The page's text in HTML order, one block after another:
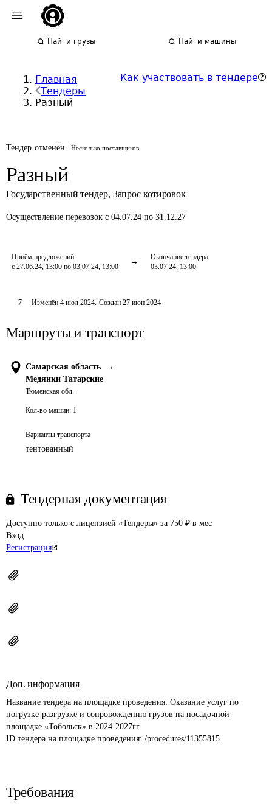
Найти грузы Найти машины
Главная
Тендеры
Разный
Как участвовать в тендере
Тендер отменён Несколько поставщиков
Разный
Государственный тендер, Запрос котировок
Осуществление перевозок с 04.07.24 по 31.12.27
Приём предложений
с 27.06.24, 13:00 по 03.07.24, 13:00
Окончание тендера
03.07.24, 13:00
7 Изменён 4 июл 2024. Создан 27 июн 2024
Маршруты и транспорт
Самарская область
→
Медянки Татарские
Тюменская обл.
Кол-во машин: 1
Варианты транспорта
тентованный
Тендерная документация
Доступно только с лицензией «Тендеры» за 750 ₽ в мес
Вход
Регистрация
Доп. информация
Название тендера на площадке проведения: Оказание услуг по
погрузке-разгрузке и сопровождению грузов на посадочной
площадке «Тобольск» в 2024-2027гг
ID тендера на площадке проведения: /procedures/11355815
Требования